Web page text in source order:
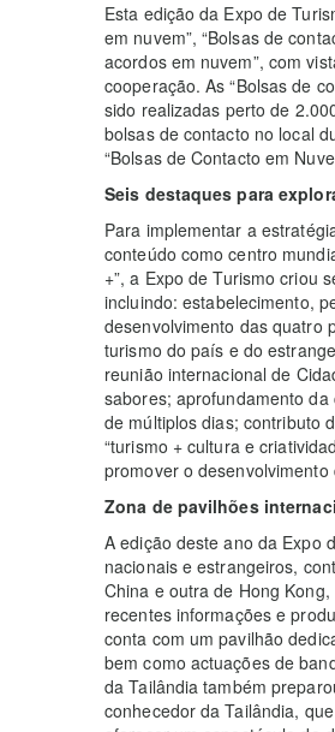
Esta edição da Expo de
em nuvem”, “Bolsas de
acordos em nuvem”, com
cooperação. As “Bolsas de
sido realizadas perto de
bolsas de contacto no local
“Bolsas de Contacto em
Seis destaques para
Para implementar a
conteúdo como centro
+”, a Expo de Turismo criou
incluindo: estabelecimento,
desenvolvimento das quatro
turismo do país e do
reunião internacional de
sabores; aprofundamento
de múltiplos dias; contributo
“turismo + cultura e
promover o desenvolvimento
Zona de pavilhões
A edição deste ano da Expo
nacionais e estrangeiros,
China e outra de Hong
recentes informações e
conta com um pavilhão
bem como actuações de
da Tailândia também
conhecedor da Tailândia,